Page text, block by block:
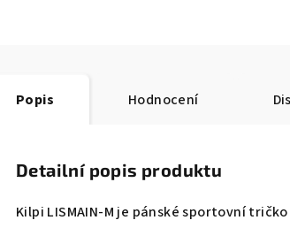
Popis Hodnocení
Detailní popis produktu
Kilpi LISMAIN-M je pánské sportovní